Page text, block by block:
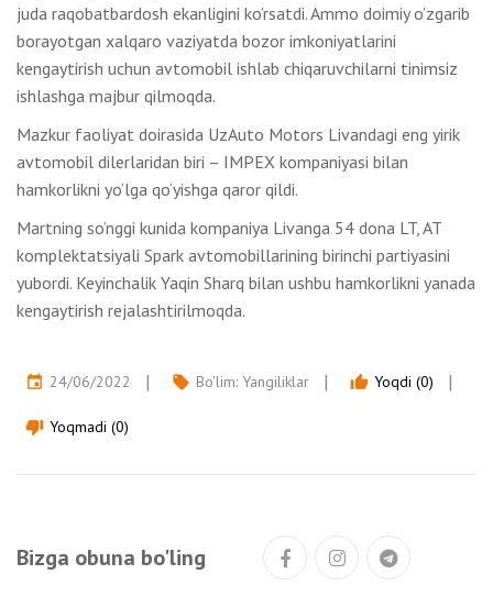
juda raqobatbardosh ekanligini ko’rsatdi. Ammo doimiy o’zgarib
borayotgan xalqaro vaziyatda bozor imkoniyatlarini
kengaytirish uchun avtomobil ishlab chiqaruvchilarni tinimsiz
ishlashga majbur qilmoqda.
Mazkur faoliyat doirasida UzAuto Motors Livandagi eng yirik
avtomobil dilerlaridan biri – IMPEX kompaniyasi bilan
hamkorlikni yo‘lga qo‘yishga qaror qildi.
Martning so’nggi kunida kompaniya Livanga 54 dona LT, AT
komplektatsiyali Spark avtomobillarining birinchi partiyasini
yubordi. Keyinchalik Yaqin Sharq bilan ushbu hamkorlikni yanada
kengaytirish rejalashtirilmoqda.
event 24/06/2022 local_offer Bo'lim: Yangiliklar thumb_up Yoqdi (0)
thumb_down Yoqmadi (0)
Bizga obuna bo'ling